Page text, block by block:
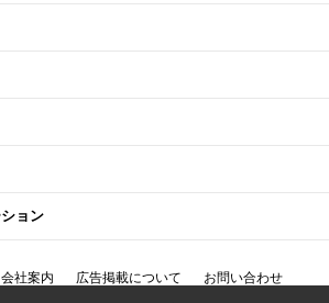
ョン
会社案内 広告掲載について お問い合わせ